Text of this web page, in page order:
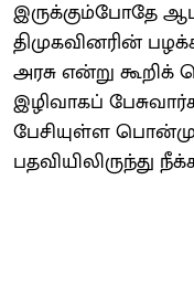
இருக்கும்போதே
திமுகவினரின்
அரசு என்று
இழிவாகப்
பேசியுள்ள
பதவியிலிருந்து